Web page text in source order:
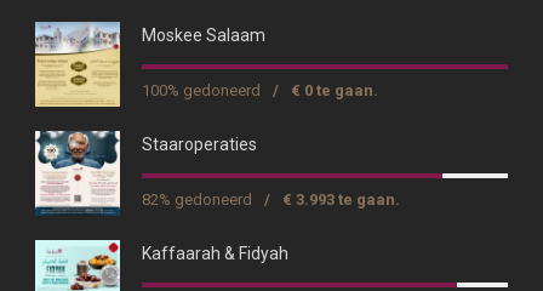
Moskee Salaam
100% gedoneerd / € 0 te gaan.
Staaroperaties
82% gedoneerd / € 3.993 te gaan.
Kaffaarah & Fidyah